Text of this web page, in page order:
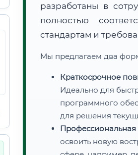
разработаны в
полностью
стандартам и
Мы предлагаем два
Краткосрочное
Идеально для
программного
для решения
Профессиональная
освоить новую